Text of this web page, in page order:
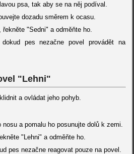
psa, tak aby se na něj podíval.
dozadu směrem k ocasu.
"Sedni" a odměňte ho.
dokud pes nezačne povel provádět na
"Lehni"
a ovládat jeho pohyb.
nosu a pomalu ho posunujte dolů k zemi.
"Lehni" a odměňte ho.
pes nezačne reagovat pouze na povel.